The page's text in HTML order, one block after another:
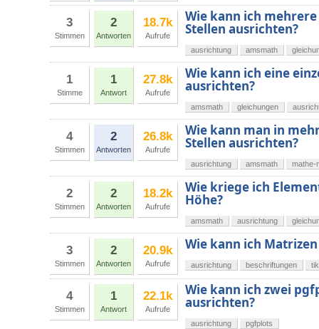
3
Stimmen
2
Antworten
18.7k
Aufrufe
Wie kann ich
Stellen ausrichten?
ausrichtung amsmath
1
Stimme
1
Antwort
27.8k
Aufrufe
Wie kann ich eine
ausrichten?
amsmath gleichungen
4
Stimmen
2
Antworten
26.8k
Aufrufe
Wie kann man in
Stellen ausrichten?
ausrichtung amsmath mathe-
2
Stimmen
2
Antworten
18.2k
Aufrufe
Wie kriege ich
Höhe?
amsmath ausrichtung
3
Stimmen
2
Antworten
20.9k
Aufrufe
Wie kann ich
ausrichtung beschriftungen
4
Stimmen
1
Antwort
22.1k
Aufrufe
Wie kann ich zwei
ausrichten?
ausrichtung pgfplots